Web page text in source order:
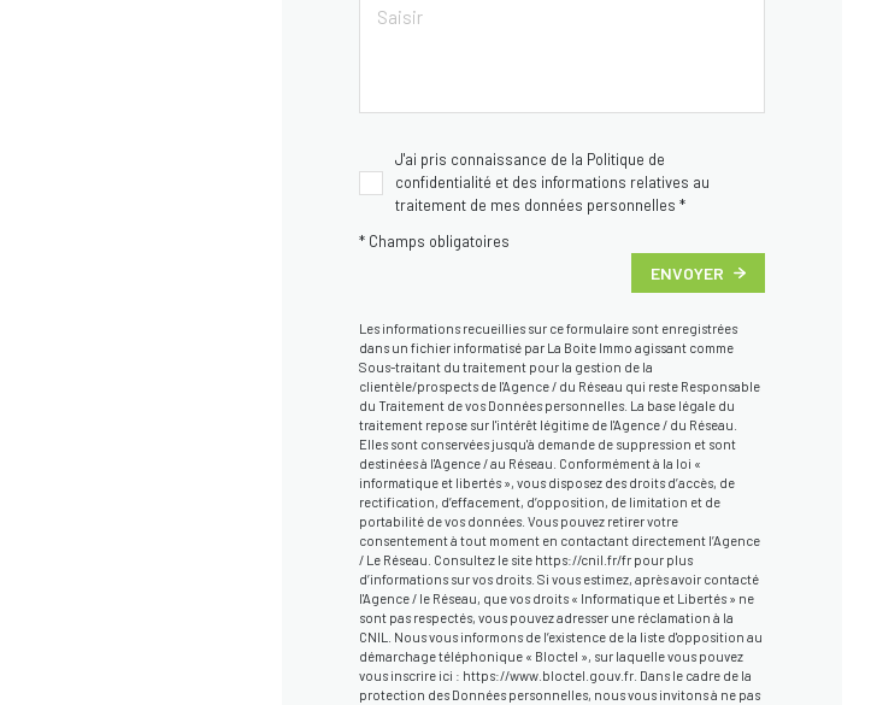
J'ai pris connaissance de la Politique de
confidentialité et des informations relatives au
traitement de mes données personnelles *
* Champs obligatoires
ENVOYER
Les informations recueillies sur ce formulaire sont enregistrées
dans un fichier informatisé par La Boite Immo agissant comme
Sous-traitant du traitement pour la gestion de la
clientèle/prospects de l'Agence / du Réseau qui reste Responsable
du Traitement de vos Données personnelles. La base légale du
traitement repose sur l'intérêt légitime de l'Agence / du Réseau.
Elles sont conservées jusqu'à demande de suppression et sont
destinées à l'Agence / au Réseau. Conformément à la loi «
informatique et libertés », vous disposez des droits d’accès, de
rectification, d’effacement, d’opposition, de limitation et de
portabilité de vos données. Vous pouvez retirer votre
consentement à tout moment en contactant directement l’Agence
/ Le Réseau. Consultez le site https://cnil.fr/frpour plus
d’informations sur vos droits. Si vous estimez, après avoir contacté
l'Agence / le Réseau, que vos droits « Informatique et Libertés » ne
sont pas respectés, vous pouvez adresser une réclamation à la
CNIL. Nous vous informons de l’existence de la liste d'opposition au
démarchage téléphonique « Bloctel », sur laquelle vous pouvez
vous inscrire ici : https://www.bloctel.gouv.fr. Dans le cadre de la
protection des Données personnelles, nous vous invitons à ne pas